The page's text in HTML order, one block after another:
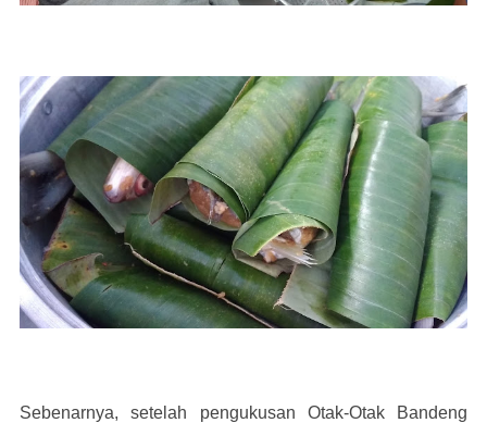
Sebenarnya, setelah pengukusan Otak-Otak Bandeng